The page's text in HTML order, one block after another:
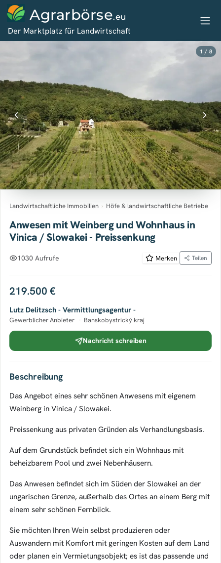
Agrarbörse.eu
Der Marktplatz für Landwirtschaft
1 / 8
Landwirtschaftliche Immobilien › Höfe & landwirtschaftliche Betriebe
Anwesen mit Weinberg und Wohnhaus in
Vinica / Slowakei - Preissenkung
1030 Aufrufe Merken Teilen
219.500 €
Lutz Delitzsch - Vermittlungsagentur -
Gewerblicher Anbieter · Banskobystrický kraj
Nachricht schreiben
Beschreibung
Das Angebot eines sehr schönen Anwesens mit eigenem
Weinberg in Vinica / Slowakei.
Preissenkung aus privaten Gründen als Verhandlungsbasis.
Auf dem Grundstück befindet sich ein Wohnhaus mit
beheizbarem Pool und zwei Nebenhäusern.
Das Anwesen befindet sich im Süden der Slowakei an der
ungarischen Grenze, außerhalb des Ortes an einem Berg mit
einem sehr schönen Fernblick.
Sie möchten Ihren Wein selbst produzieren oder
Auswandern mit Komfort mit geringen Kosten auf dem Land
oder planen ein Vermietungsobjekt; es ist das passende und